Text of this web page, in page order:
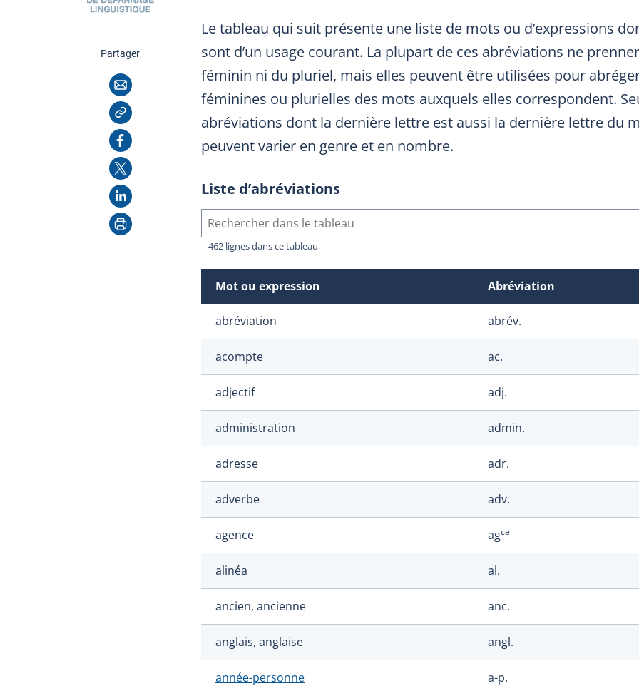
Partagercette page
Courriel
Copier l'adresse
Facebook
X
LinkedIn
Imprimer
Le tableau qui suit présente une liste de mots ou d’expressions
sont d’un usage courant. La plupart de ces abréviations ne
féminin ni du pluriel, mais elles peuvent être utilisées pour
féminines ou plurielles des mots auxquels elles correspondent.
abréviations dont la dernière lettre est aussi la dernière lettre du
peuvent varier en genre et en nombre.
Mot ou expression Abréviation
abréviation abrév.
acompte ac.
adjectif adj.
administration admin.
adresse adr.
adverbe adv.
agence agce
alinéa al.
ancien, ancienne anc.
anglais, anglaise angl.
année-personne a-p.
Liste d’abréviations
462 lignes dans ce tableau